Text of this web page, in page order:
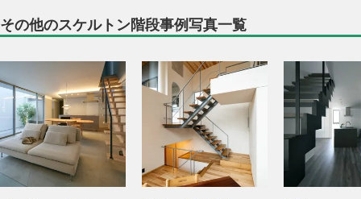
その他のスケルトン階段事例写真一覧